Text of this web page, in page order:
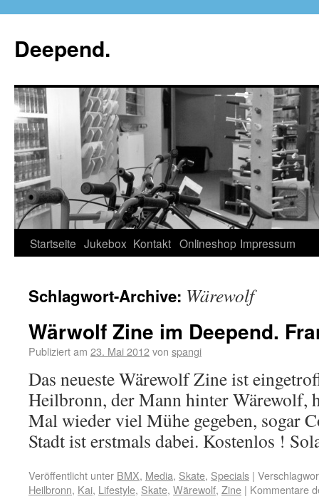
Deepend.
Startseite Jukebox Kontakt Onlineshop Impressum
Schlagwort-Archive: Wärewolf
Wärwolf Zine im Deepend.
Publiziert am 23. Mai 2012von spangi
Das neueste Wärewolf Zine ist
Heilbronn, der Mann hinter Wärewolf,
Mal wieder viel Mühe gegeben, sogar
Stadt ist erstmals dabei. Kostenlos !
Veröffentlicht unter BMX, Media, Skate, Specials |
Heilbronn, Kai, Lifestyle, Skate, Wärewolf, Zine | Kommentare